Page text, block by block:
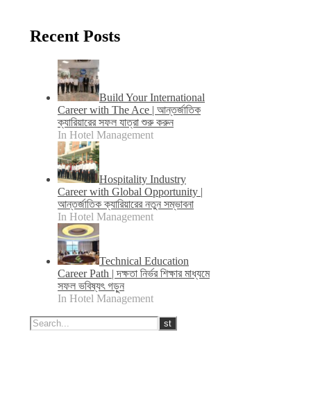
Recent Posts
Build Your International
Career with The Ace | আন্তর্জাতিক
ক্যারিয়ারের সফল যাত্রা শুরু করুন
In Hotel Management
Hospitality Industry
Career with Global Opportunity |
আন্তর্জাতিক ক্যারিয়ারের নতুন সম্ভাবনা
In Hotel Management
Technical Education
Career Path | দক্ষতা নির্ভর শিক্ষার মাধ্যমে
সফল ভবিষ্যৎ গড়ুন
In Hotel Management